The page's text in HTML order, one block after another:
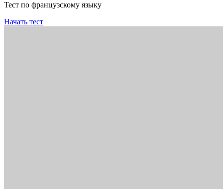
Тест по французскому языку
Начать тест